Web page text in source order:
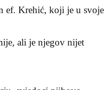
ef. Krehić, koji je u svoje
ali je njegov nijet